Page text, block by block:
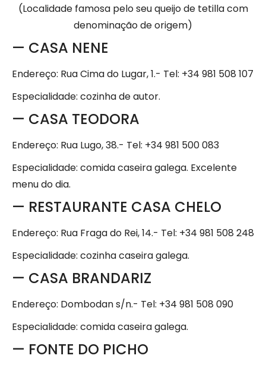
(Localidade famosa pelo seu queijo de tetilla com
denominação de origem)
— CASA NENE
Endereço: Rua Cima do Lugar, 1.- Tel: +34 981 508 107
Especialidade: cozinha de autor.
— CASA TEODORA
Endereço: Rua Lugo, 38.- Tel: +34 981 500 083
Especialidade: comida caseira galega. Excelente
menu do dia.
— RESTAURANTE CASA CHELO
Endereço: Rua Fraga do Rei, 14.- Tel: +34 981 508 248
Especialidade: cozinha caseira galega.
— CASA BRANDARIZ
Endereço: Dombodan s/n.- Tel: +34 981 508 090
Especialidade: comida caseira galega.
— FONTE DO PICHO